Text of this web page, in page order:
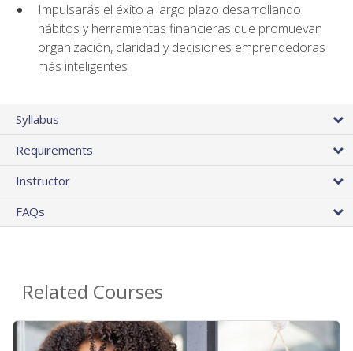
Impulsarás el éxito a largo plazo desarrollando
hábitos y herramientas financieras que promuevan
organización, claridad y decisiones emprendedoras
más inteligentes
Syllabus
Requirements
Instructor
FAQs
Related Courses